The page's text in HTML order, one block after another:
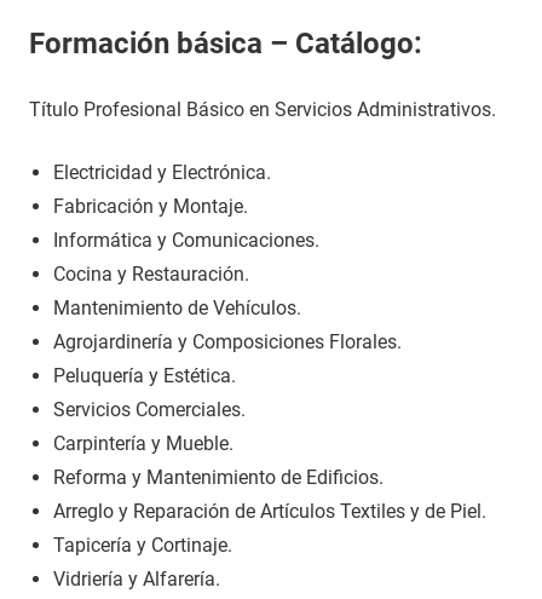
Formación básica – Catálogo:
Título Profesional Básico en Servicios Administrativos.
Electricidad y Electrónica.
Fabricación y Montaje.
Informática y Comunicaciones.
Cocina y Restauración.
Mantenimiento de Vehículos.
Agrojardinería y Composiciones Florales.
Peluquería y Estética.
Servicios Comerciales.
Carpintería y Mueble.
Reforma y Mantenimiento de Edificios.
Arreglo y Reparación de Artículos Textiles y de Piel.
Tapicería y Cortinaje.
Vidriería y Alfarería.